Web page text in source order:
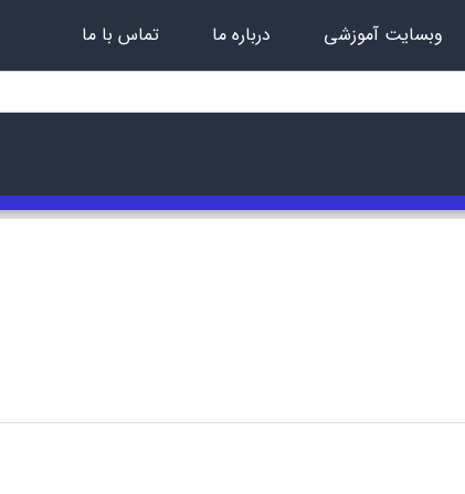
وبسایت آموزشی درباره ما تماس با ما